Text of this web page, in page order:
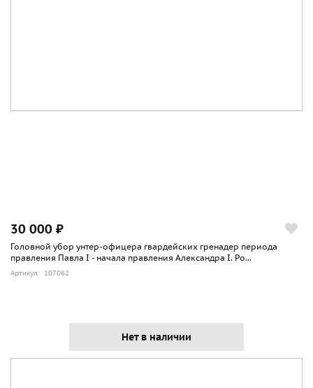
30 000 ₽
Головной убор унтер-офицера гвардейских гренадер периода
правления Павла I - начала правления Александра I. Ро...
Артикул: 107062
Нет в наличии